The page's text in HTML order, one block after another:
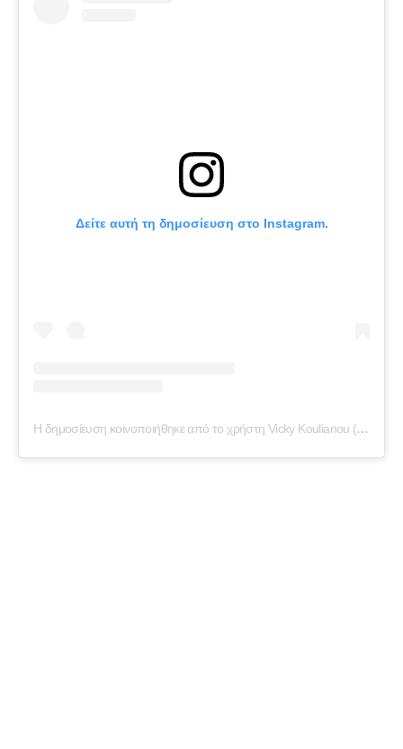
Δείτε αυτή τη δημοσίευση στο Instagram.
Η δημοσίευση κοινοποιήθηκε από το χρήστη Vicky Koulianou (@vicky_koulianoy)